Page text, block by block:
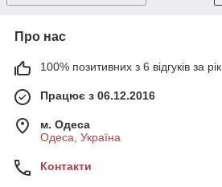
Про нас
100% позитивних з 6 відгуків за рік
Працює з 06.12.2016
м. Одеса
Одеса, Україна
Контакти